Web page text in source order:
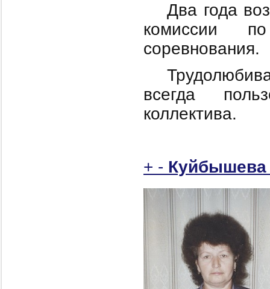
Два года
комиссии по
соревнования.
всегда
коллектива.
+ - Куйбышева